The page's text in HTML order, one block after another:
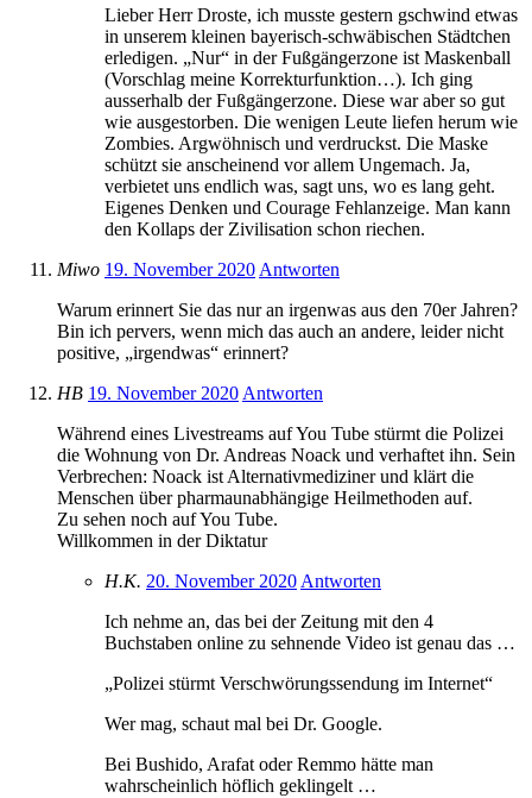
Lieber Herr Droste, ich musste gestern gschwind etwas
in unserem kleinen bayerisch-schwäbischen Städtchen
erledigen. „Nur“ in der Fußgängerzone ist Maskenball
(Vorschlag meine Korrekturfunktion…). Ich ging
ausserhalb der Fußgängerzone. Diese war aber so gut
wie ausgestorben. Die wenigen Leute liefen herum wie
Zombies. Argwöhnisch und verdruckst. Die Maske
schützt sie anscheinend vor allem Ungemach. Ja,
verbietet uns endlich was, sagt uns, wo es lang geht.
Eigenes Denken und Courage Fehlanzeige. Man kann
den Kollaps der Zivilisation schon riechen.
Miwo 19. November 2020 Antworten
Warum erinnert Sie das nur an irgenwas aus den 70er Jahren?
Bin ich pervers, wenn mich das auch an andere, leider nicht
positive, „irgendwas“ erinnert?
HB 19. November 2020 Antworten
Während eines Livestreams auf You Tube stürmt die Polizei
die Wohnung von Dr. Andreas Noack und verhaftet ihn. Sein
Verbrechen: Noack ist Alternativmediziner und klärt die
Menschen über pharmaunabhängige Heilmethoden auf.
Zu sehen noch auf You Tube.
Willkommen in der Diktatur
H.K. 20. November 2020 Antworten
Ich nehme an, das bei der Zeitung mit den 4
Buchstaben online zu sehnende Video ist genau das …
„Polizei stürmt Verschwörungssendung im Internet“
Wer mag, schaut mal bei Dr. Google.
Bei Bushido, Arafat oder Remmo hätte man
wahrscheinlich höflich geklingelt …